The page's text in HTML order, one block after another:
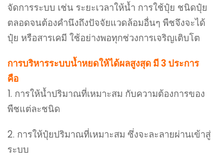
จัดการระบบ เช่น ระยะเวลาให้น้ำ การใช้ปุ๋ย ชนิดปุ๋ย
ตลอดจนต้องคำนึงถึงปัจจัยแวดล้อมอื่นๆ พืชจึงจะได้
ปุ๋ย หรือสารเคมี ใช้อย่างพอทุกช่วงการเจริญเติบโต
การบริหารระบบน้ำหยดให้ได้ผลสูงสุด มี 3 ประการ
คือ
1. การให้น้ำปริมาณที่เหมาะสม กับความต้องการของ
พืชแต่ละชนิด
2. การให้ปุ๋ยปริมาณที่เหมาะสม ซึ่งจะละลายผ่านเข้าสู่
ระบบ